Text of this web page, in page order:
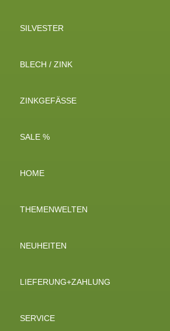
SILVESTER
BLECH / ZINK
ZINKGEFÄSSE
SALE %
HOME
THEMENWELTEN
NEUHEITEN
LIEFERUNG+ZAHLUNG
SERVICE